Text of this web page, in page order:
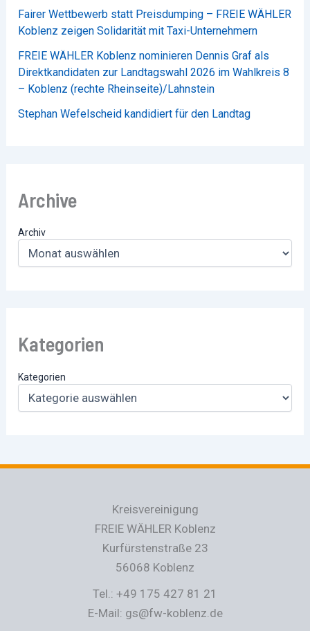
Fairer Wettbewerb statt Preisdumping – FREIE WÄHLER
Koblenz zeigen Solidarität mit Taxi-Unternehmern
FREIE WÄHLER Koblenz nominieren Dennis Graf als
Direktkandidaten zur Landtagswahl 2026 im Wahlkreis 8
– Koblenz (rechte Rheinseite)/Lahnstein
Stephan Wefelscheid kandidiert für den Landtag
Archive
Archiv
Kategorien
Kategorien
Kreisvereinigung
FREIE WÄHLER Koblenz
Kurfürstenstraße 23
56068 Koblenz
Tel.: +49 175 427 81 21
E-Mail: gs@fw-koblenz.de